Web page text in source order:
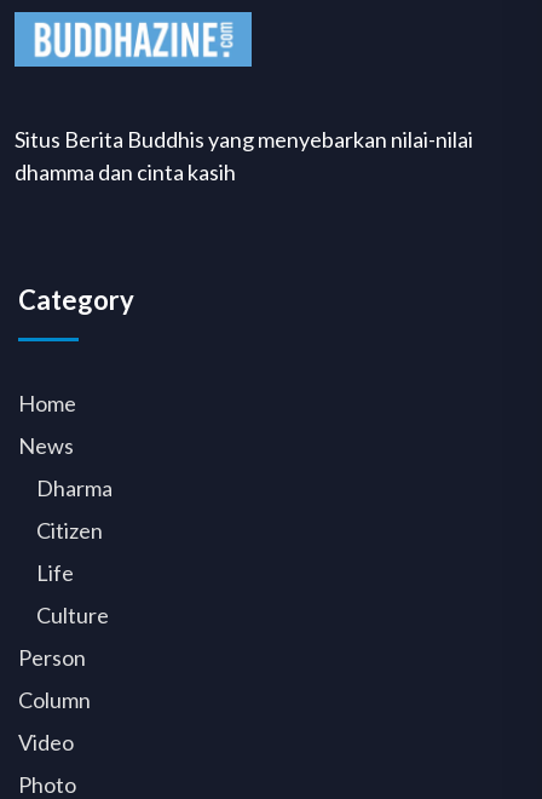
Situs Berita Buddhis yang menyebarkan nilai-nilai
dhamma dan cinta kasih
Category
Home
News
Dharma
Citizen
Life
Culture
Person
Column
Video
Photo